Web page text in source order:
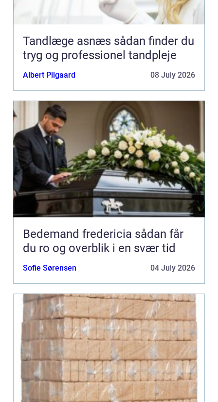
Tandlæge asnæs sådan finder du
tryg og professionel tandpleje
Albert Pilgaard 08 July 2026
Bedemand fredericia sådan får
du ro og overblik i en svær tid
Sofie Sørensen 04 July 2026